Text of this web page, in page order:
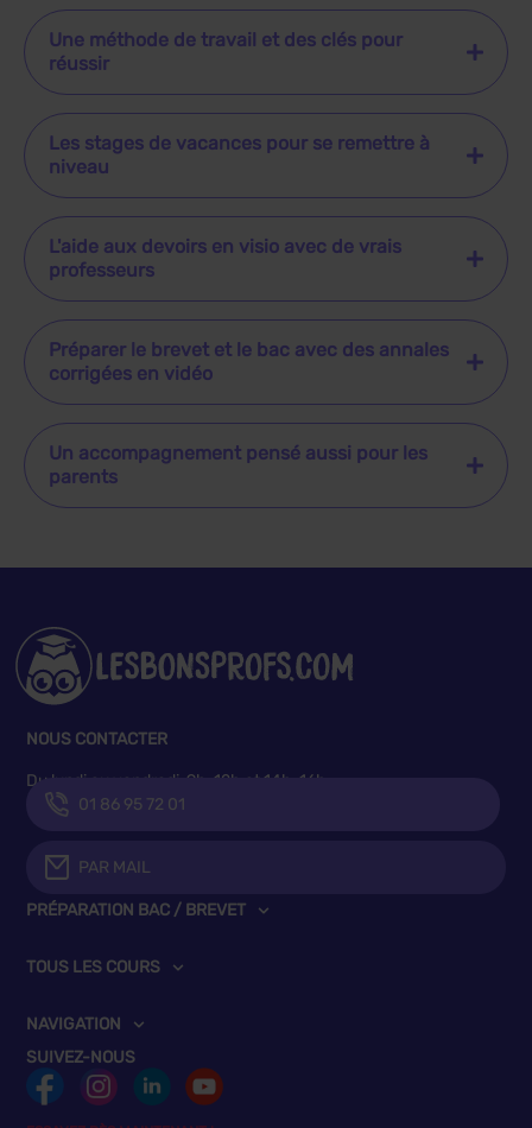
Une méthode de travail et des clés pour
réussir
Les stages de vacances pour se remettre à
niveau
L'aide aux devoirs en visio avec de vrais
professeurs
Préparer le brevet et le bac avec des annales
corrigées en vidéo
Un accompagnement pensé aussi pour les
parents
NOUS CONTACTER
Du lundi au vendredi, 9h-12h et 14h-16h
01 86 95 72 01
PAR MAIL
PRÉPARATION BAC / BREVET
TOUS LES COURS
NAVIGATION
SUIVEZ-NOUS